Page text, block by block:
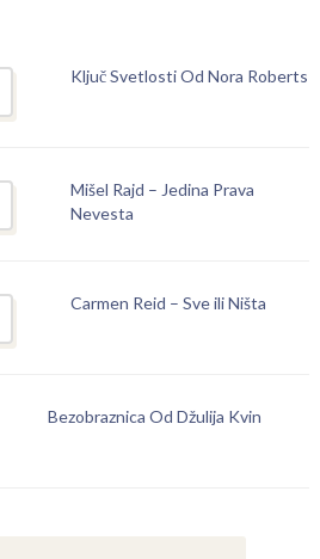
Ključ Svetlosti Od Nora Roberts
Mišel Rajd – Jedina Prava
Nevesta
Carmen Reid – Sve ili Ništa
Bezobraznica Od Džulija Kvin